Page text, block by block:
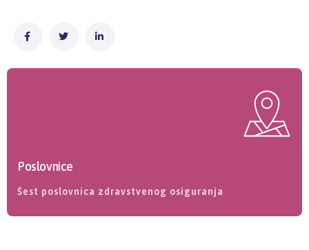
Poslovnice
Šest poslovnica zdravstvenog osiguranja